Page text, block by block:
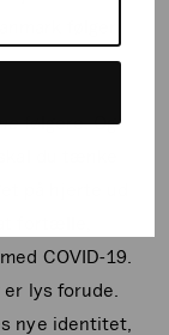
følger
følgere. Og
COVID-19.
lys forude.
nye identitet,